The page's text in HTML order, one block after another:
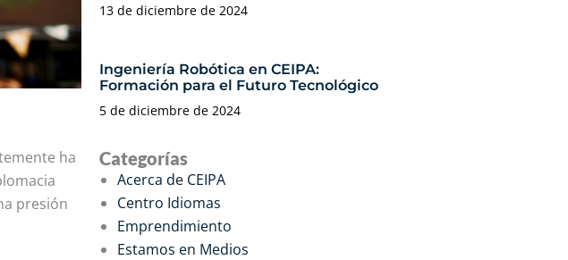
ha
presión
13 de diciembre de 2024
Ingeniería Robótica en CEIPA:
Formación para el Futuro Tecnológico
5 de diciembre de 2024
Categorías
Acerca de CEIPA
Centro Idiomas
Emprendimiento
Estamos en Medios